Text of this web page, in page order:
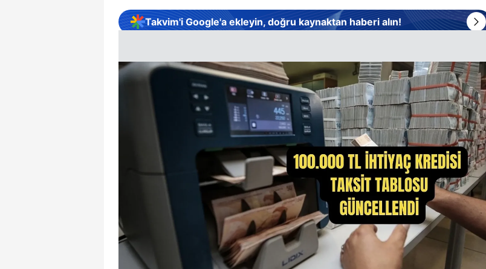
Takvim'i Google'a ekleyin, doğru kaynaktan haberi alın!